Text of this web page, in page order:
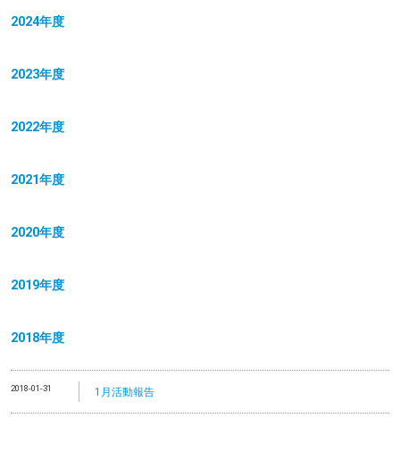
2024年度
2023年度
2022年度
2021年度
2020年度
2019年度
2018年度
2018-01-31 1月活動報告